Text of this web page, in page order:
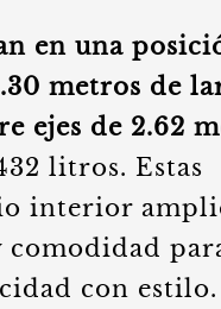
en una
metros de
ejes de 2.62
litros. Estas
interior
con estilo.